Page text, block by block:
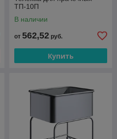
ТП-10П
В наличии
от 562,52 руб.
Купить